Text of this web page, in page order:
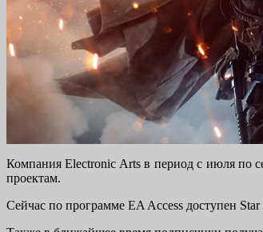
Компания Electronic Arts в период с июля по
проектам.
Сейчас по программе EA Access доступен